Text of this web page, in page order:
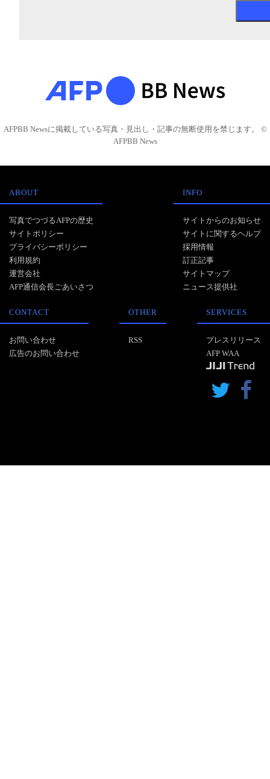
AFPBB Newsに掲載している写真・見出し・記事の無断使用を禁じます。 ©
AFPBB News
ABOUT
写真でつづるAFPの歴史
サイトポリシー
プライバシーポリシー
利用規約
運営会社
AFP通信会長ごあいさつ
INFO
サイトからのお知らせ
サイトに関するヘルプ
採用情報
訂正記事
サイトマップ
ニュース提供社
CONTACT
お問い合わせ
広告のお問い合わせ
OTHER
RSS
SERVICES
プレスリリース
AFP WAA